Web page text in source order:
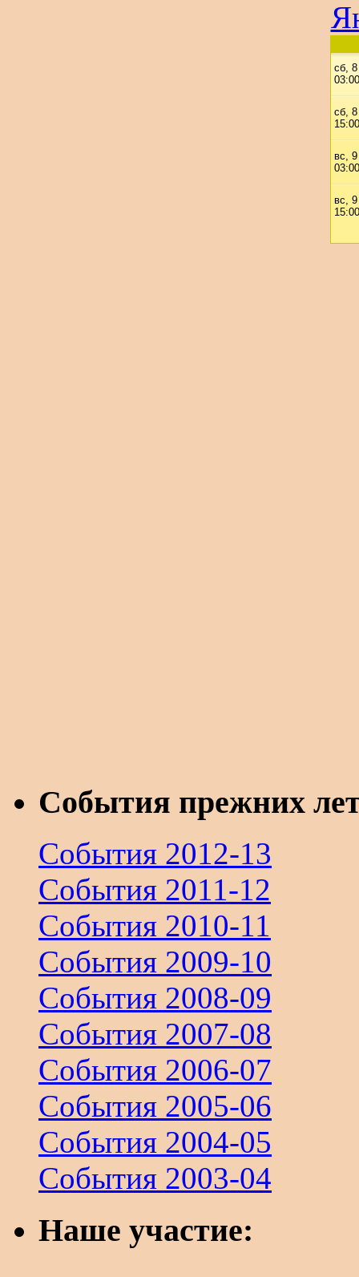
События прежних
События 2012-13
События 2011-12
События 2010-11
События 2009-10
События 2008-09
События 2007-08
События 2006-07
События 2005-06
События 2004-05
События 2003-04
Наше участие: